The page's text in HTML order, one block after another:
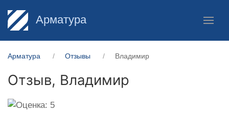
Арматура
Арматура Отзывы Владимир
Отзыв, Владимир